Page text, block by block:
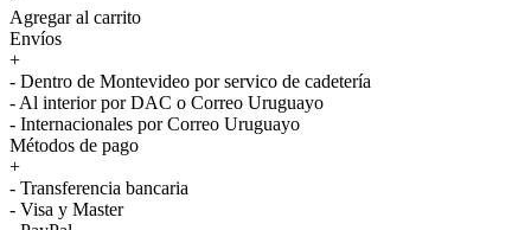
Agregar al carrito
Envíos
+
- Dentro de Montevideo por servico de cadetería
- Al interior por DAC o Correo Uruguayo
- Internacionales por Correo Uruguayo
Métodos de pago
+
- Transferencia bancaria
- Visa y Master